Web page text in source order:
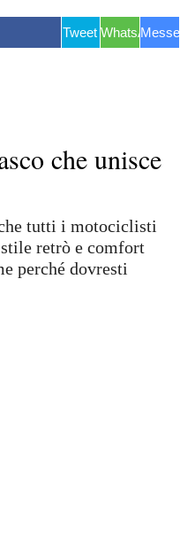
Tweet WhatsApp
che unisce
tutti i motociclisti
retrò e comfort
perché dovresti